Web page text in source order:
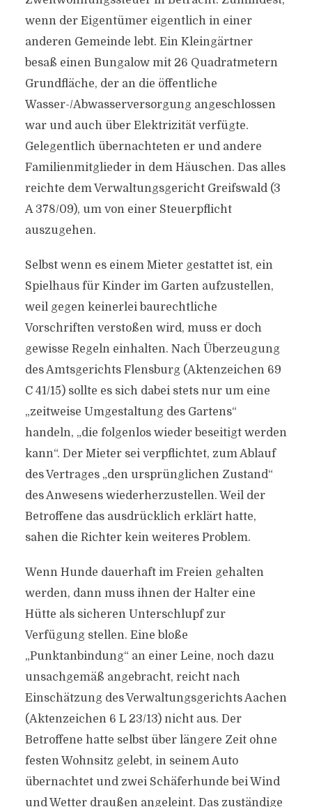
wenn der Eigentümer eigentlich in einer
anderen Gemeinde lebt. Ein Kleingärtner
besaß einen Bungalow mit 26 Quadratmetern
Grundfläche, der an die öffentliche
Wasser-/Abwasserversorgung angeschlossen
war und auch über Elektrizität verfügte.
Gelegentlich übernachteten er und andere
Familienmitglieder in dem Häuschen. Das alles
reichte dem Verwaltungsgericht Greifswald (3
A 378/09), um von einer Steuerpflicht
auszugehen.
Selbst wenn es einem Mieter gestattet ist, ein
Spielhaus für Kinder im Garten aufzustellen,
weil gegen keinerlei baurechtliche
Vorschriften verstoßen wird, muss er doch
gewisse Regeln einhalten. Nach Überzeugung
des Amtsgerichts Flensburg (Aktenzeichen 69
C 41/15) sollte es sich dabei stets nur um eine
„zeitweise Umgestaltung des Gartens“
handeln, „die folgenlos wieder beseitigt werden
kann“. Der Mieter sei verpflichtet, zum Ablauf
des Vertrages „den ursprünglichen Zustand“
des Anwesens wiederherzustellen. Weil der
Betroffene das ausdrücklich erklärt hatte,
sahen die Richter kein weiteres Problem.
Wenn Hunde dauerhaft im Freien gehalten
werden, dann muss ihnen der Halter eine
Hütte als sicheren Unterschlupf zur
Verfügung stellen. Eine bloße
„Punktanbindung“ an einer Leine, noch dazu
unsachgemäß angebracht, reicht nach
Einschätzung des Verwaltungsgerichts Aachen
(Aktenzeichen 6 L 23/13) nicht aus. Der
Betroffene hatte selbst über längere Zeit ohne
festen Wohnsitz gelebt, in seinem Auto
übernachtet und zwei Schäferhunde bei Wind
und Wetter draußen angeleint. Das zuständige